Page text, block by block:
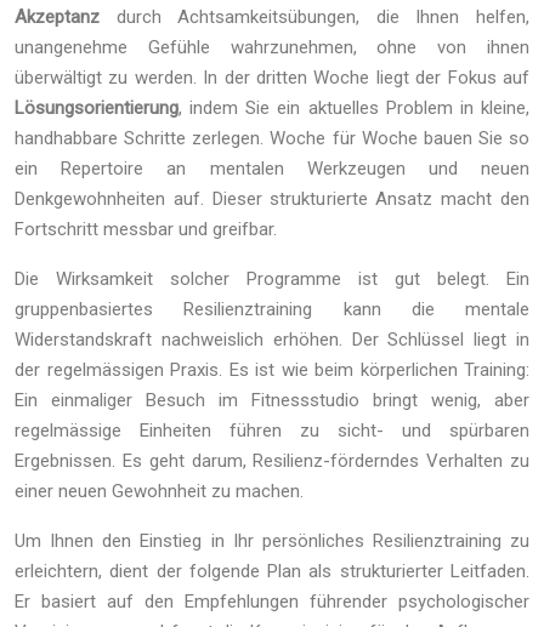
Akzeptanz durch Achtsamkeitsübungen, die Ihnen helfen,
unangenehme Gefühle wahrzunehmen, ohne von ihnen
überwältigt zu werden. In der dritten Woche liegt der Fokus auf
Lösungsorientierung, indem Sie ein aktuelles Problem in kleine,
handhabbare Schritte zerlegen. Woche für Woche bauen Sie so
ein Repertoire an mentalen Werkzeugen und neuen
Denkgewohnheiten auf. Dieser strukturierte Ansatz macht den
Fortschritt messbar und greifbar.
Die Wirksamkeit solcher Programme ist gut belegt. Ein
gruppenbasiertes Resilienztraining kann die mentale
Widerstandskraft nachweislich erhöhen. Der Schlüssel liegt in
der regelmässigen Praxis. Es ist wie beim körperlichen Training:
Ein einmaliger Besuch im Fitnessstudio bringt wenig, aber
regelmässige Einheiten führen zu sicht- und spürbaren
Ergebnissen. Es geht darum, Resilienz-förderndes Verhalten zu
einer neuen Gewohnheit zu machen.
Um Ihnen den Einstieg in Ihr persönliches Resilienztraining zu
erleichtern, dient der folgende Plan als strukturierter Leitfaden.
Er basiert auf den Empfehlungen führender psychologischer